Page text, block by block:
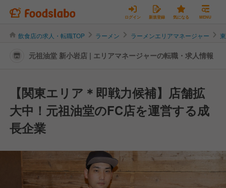
ログイン 新規登録 気になる MENU
飲食店の求人・転職TOP ラーメン ラーメンエリアマネージャー
元祖油堂 新小岩店 | エリアマネージャーの転職・求人情報
【関東エリア＊即戦力候補】店舗拡
大中！元祖油堂のFC店を運営する成
長企業